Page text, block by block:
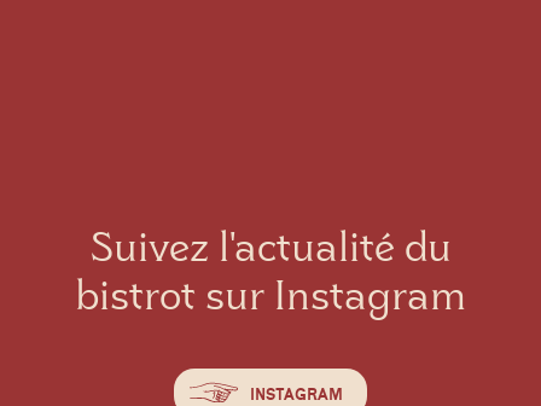
Suivez l'actualité du
bistrot sur Instagram
INSTAGRAM